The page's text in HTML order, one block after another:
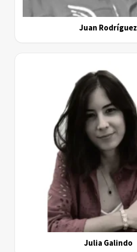
Juan Rodríguez
Julia Galindo